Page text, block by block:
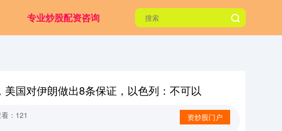
专业炒股配资咨询
国对伊朗做出8条保证，以色列：不可以
资炒股门户
：121